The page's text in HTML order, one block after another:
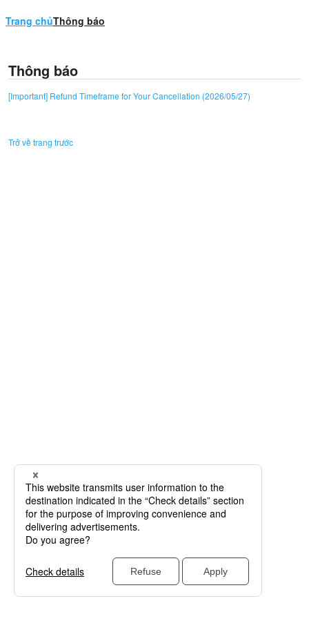
Trang chủThông báo
Thông báo
[Important] Refund Timeframe for Your Cancellation (2026/05/27)
Trở về trang trước